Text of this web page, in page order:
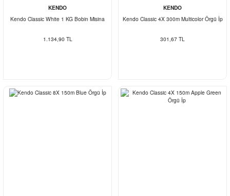
KENDO
Kendo Classic White 1 KG Bobin Misina
1.134,90 TL
KENDO
Kendo Classic 4X 300m Multicolor Örgü İp
301,67 TL